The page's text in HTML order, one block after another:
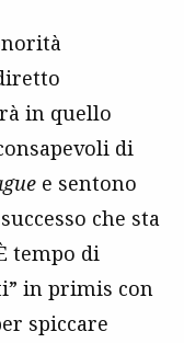
in quello
di
e sentono
che sta
tempo di
in primis con
spiccare